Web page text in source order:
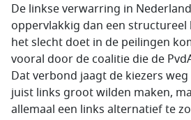
De linkse verwarring in
oppervlakkig dan een structureel
het slecht doet in de peilingen
vooral door de coalitie die de
Dat verbond jaagt de kiezers
juist links groot wilden maken,
allemaal een links alternatief te